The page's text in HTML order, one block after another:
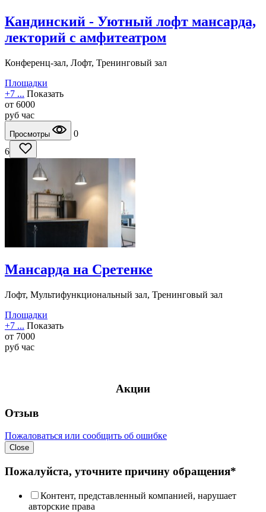
Кандинский - Уютный лофт мансарда,
лекторий с амфитеатром
Конференц-зал, Лофт, Тренинговый зал
Площадки
+7 ... Показать
от 6000
руб час
Просмотры
0
6
Мансарда на Сретенке
Лофт, Мультифункциональный зал, Тренинговый зал
Площадки
+7 ... Показать
от 7000
руб час
Акции
Отзыв
Пожаловаться или сообщить об ошибке
Close
Пожалуйста, уточните причину обращения*
Контент, представленный компанией, нарушает
авторские права